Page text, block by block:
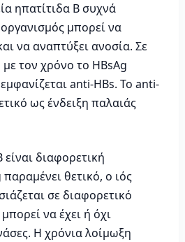
ηπατίτιδα Β συχνά
μπορεί να
να αναπτύξει ανοσία. Σε
τον χρόνο το HBsAg
anti-HBs. Το anti-
ως ένδειξη παλαιάς
διαφορετική
θετικό, ο ιός
σε διαφορετικό
να έχει ή όχι
Η χρόνια λοίμωξη